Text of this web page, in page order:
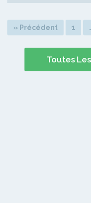
» Précédent 1
Toutes